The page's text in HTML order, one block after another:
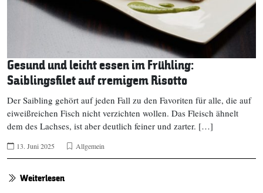
Gesund und leicht essen im Frühling:
Saiblingsfilet auf cremigem Risotto
Der Saibling gehört auf jeden Fall zu den Favoriten für alle, die auf
eiweißreichen Fisch nicht verzichten wollen. Das Fleisch ähnelt
dem des Lachses, ist aber deutlich feiner und zarter. […]
13. Juni 2025 Allgemein
Weiterlesen